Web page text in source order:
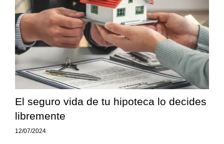
El seguro vida de tu hipoteca lo decides
libremente
12/07/2024